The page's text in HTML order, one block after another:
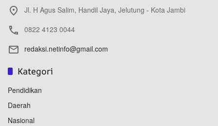
Jl. H Agus Salim, Handil Jaya, Jelutung - Kota Jambi
0822 4123 0044
redaksi.netinfo@gmail.com
Kategori
Pendidikan
Daerah
Nasional